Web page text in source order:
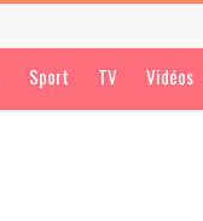
Sport TV Vidéos